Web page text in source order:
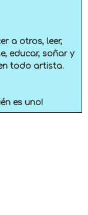
a otros, leer,
educar, soñar y
todo artista.
es uno!